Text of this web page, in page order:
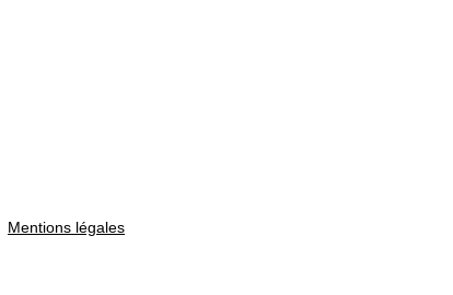
Mentions légales